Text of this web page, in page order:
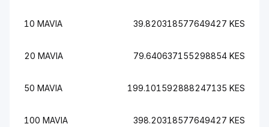
10 MAVIA 39.820318577649427 KES
20 MAVIA 79.640637155298854 KES
50 MAVIA 199.101592888247135 KES
100 MAVIA 398.20318577649427 KES